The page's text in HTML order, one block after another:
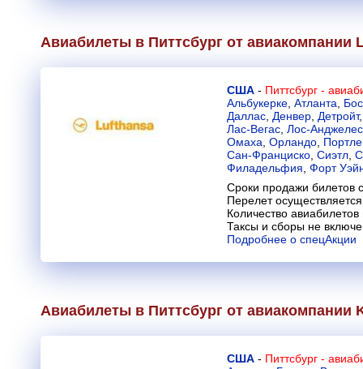
Авиабилеты в Питтсбург от авиакомпании
США - Питтсбург -
Альбукерке Атланта
Даллас Денвер Детройт
Лас-Вегас Лос-Анджелес
Омаха Орландо
Сан-Франциско Сиэтл
Филадельфия Форт
Сроки продажи билетов
Перелет
Количество
Таксы и сборы не
Подробнее о спецАкции
Авиабилеты в Питтсбург от авиакомпании
США - Питтсбург -